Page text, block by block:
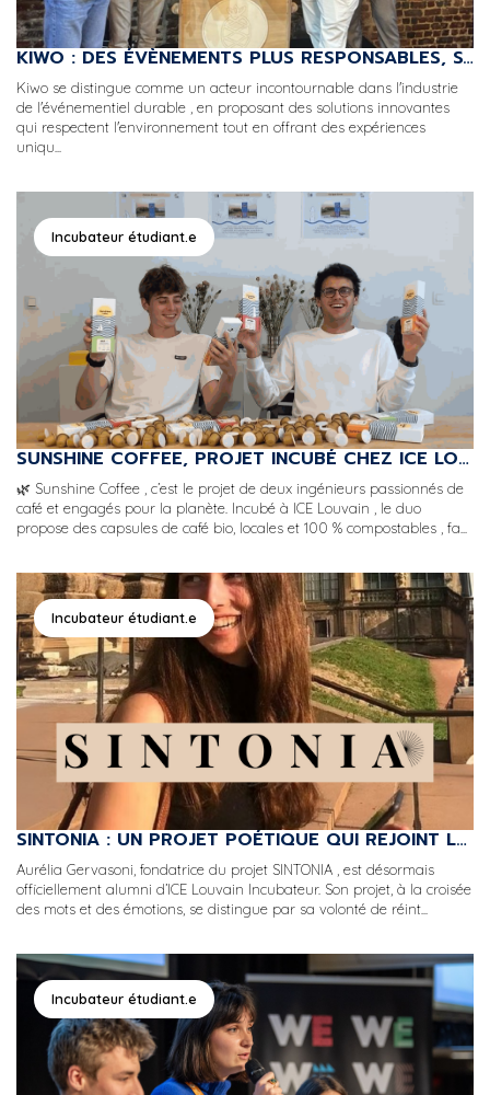
KIWO : DES ÉVÈNEMENTS PLUS RESPONSABLES, SANS COMPROMIS SUR LA CONVIVIALITÉ
Kiwo se distingue comme un acteur incontournable dans l'industrie
de l'événementiel durable , en proposant des solutions innovantes
qui respectent l'environnement tout en offrant des expériences
uniqu...
Incubateur étudiant.e
SUNSHINE COFFEE, PROJET INCUBÉ CHEZ ICE LOUVAIN, MIS À L'HONNEUR DANS UN ARTICLE DE LA RTBF !
🌿 Sunshine Coffee , c’est le projet de deux ingénieurs passionnés de
café et engagés pour la planète. Incubé à ICE Louvain , le duo
propose des capsules de café bio, locales et 100 % compostables , fa...
Incubateur étudiant.e
SINTONIA : UN PROJET POÉTIQUE QUI REJOINT LA COMMUNAUTÉ DES ALUMNI D’ICE LOUVAIN INCUBATEUR
Aurélia Gervasoni, fondatrice du projet SINTONIA , est désormais
officiellement alumni d’ICE Louvain Incubateur. Son projet, à la croisée
des mots et des émotions, se distingue par sa volonté de réint...
Incubateur étudiant.e